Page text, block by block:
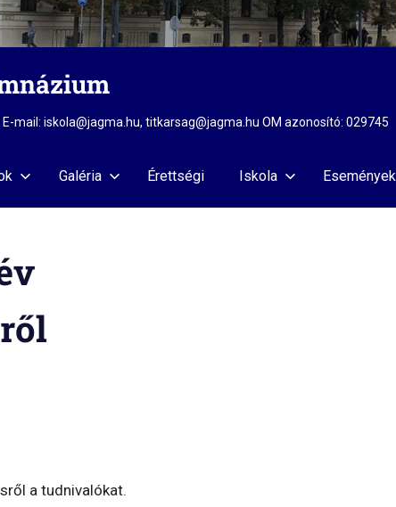
mail: iskola@jagma.hu, titkarsag@jagma.hu OM azonosító: 029745
Galéria Érettségi Iskola Események
a tudnivalókat.